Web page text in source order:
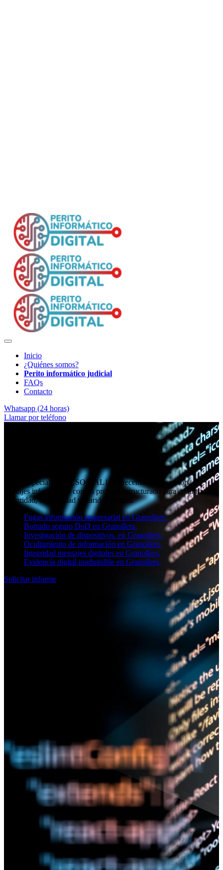
Inicio
¿Quiénes somos?
Perito informático judicial
FAQs
Contacto
Whatsapp (24 horas)
Llamar por teléfono
Análisis forense informático en
Como especialistas en SOCIAL11, ofrecemos en Barcelona
peritajes informáticos con un proceso estructurado para garantizar
integridad, trazabilidad y claridad técnica.
Fugas información empresarial en Granollers.
Borrado seguro DoD en Granollers.
Investigación de dispositivos. en Granollers.
Ocultamiento de información en Granollers.
Integridad mensajes digitales en Granollers.
Evidencia digital inadmisible en Granollers.
Solicitar informe